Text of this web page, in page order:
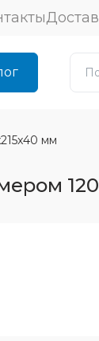
мм